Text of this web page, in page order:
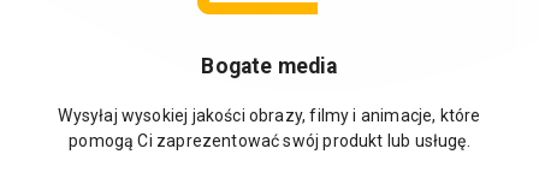
Bogate media
Wysyłaj wysokiej jakości obrazy, filmy i animacje, które
pomogą Ci zaprezentować swój produkt lub usługę.